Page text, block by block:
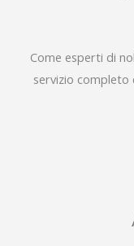
Come esperti di
servizio